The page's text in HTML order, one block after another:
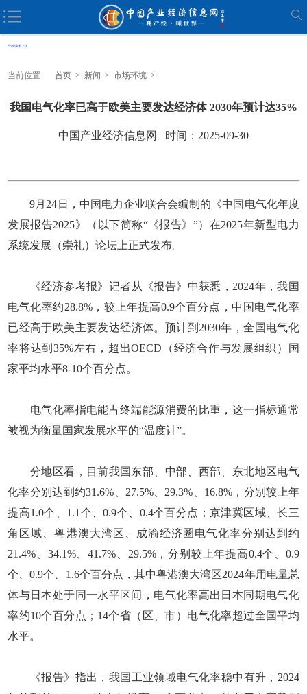
当前位置 首页 > 新闻 > 市场环境 >
我国电气化率已高于欧美主要发达经济体 2030年预计达35%
中国产业经济信息网 时间：2025-09-30
9月24日，中国电力企业联合会编制的《中国电气化年度
发展报告2025》（以下简称“《报告》”）在2025年新型电力
系统发展（崇礼）论坛上正式发布。
《经济参考报》记者从《报告》中获悉，2024年，我国
电气化率约28.8%，较上年提高0.9个百分点，中国电气化率
已经高于欧美主要发达经济体。预计到2030年，全国电气化
率将达到35%左右，超出OECD（经济合作与发展组织）国
家平均水平8-10个百分点。
电气化率指电能占终端能源消费的比重，这一指标通常
被视为衡量国家发展水平的“温度计”。
分地区看，目前我国东部、中部、西部、东北地区电气
化率分别达到约31.6%、27.5%、29.3%、16.8%，分别较上年
提高1.0个、1.1个、0.9个、0.4个百分点；京津冀区域、长三
角区域、粤港澳大湾区、成渝经济圈电气化率分别达到约
21.4%、34.1%、41.7%、29.5%，分别较上年提高0.4个、0.9
个、0.9个、1.6个百分点，其中粤港澳大湾区2024年用电量总
体与日本处于同一水平区间，电气化率高出日本同期电气化
率约10个百分点；14个省（区、市）电气化率超过全国平均
水平。
《报告》指出，我国工业领域电气化率稳中有升，2024